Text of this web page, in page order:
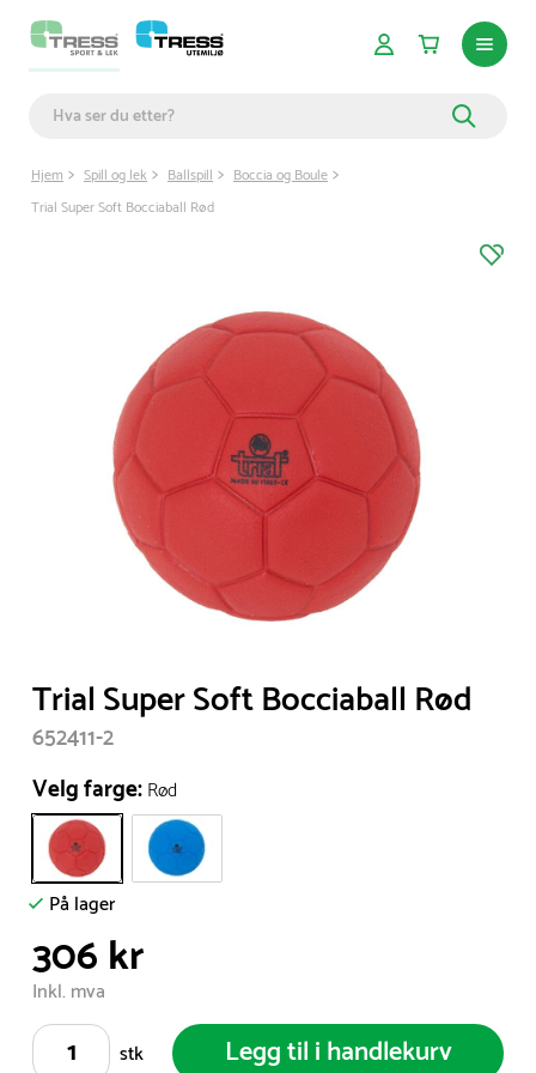
Hjem Spill og lek Ballspill
Boccia og Boule
Trial Super Soft Bocciaball Rød
of
1
Trial Super Soft Bocciaball Rød
652411-2
Velg farge:Rød
På lager
306 kr
Inkl. mva
stk
Legg til i handlekurv